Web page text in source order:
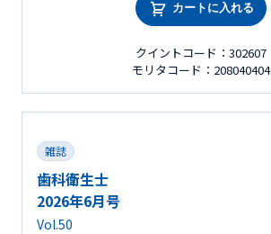
カートに入れる
クイントコード：302607
モリタコード：208040404
雑誌
歯科衛生士
2026年6月号
Vol.50